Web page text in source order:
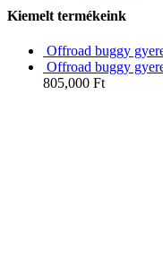
Kiemelt termékeink
Offroad buggy
Offroad buggy
805,000 Ft